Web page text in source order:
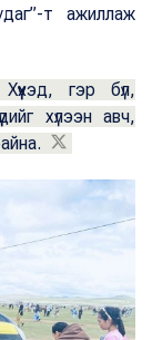
т ажиллаж
гэр бүл,
хүлээн авч,